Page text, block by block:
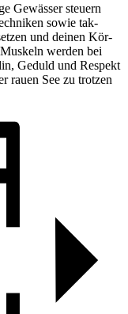
Ge­wässer steu­ern
sowie tak­
und deinen Kör­
wer­den bei
Ge­duld und Respekt
rauen See zu trot­zen